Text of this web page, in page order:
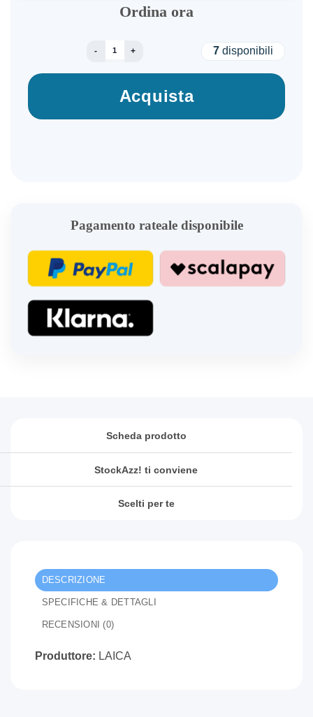
Ordina ora
LAICA KITCHEN SCALE DIGITAL LARGE
7 disponibili
Acquista
Pagamento rateale disponibile
Scheda prodotto
StockAzz! ti conviene
Scelti per te
DESCRIZIONE
SPECIFICHE & DETTAGLI
RECENSIONI (0)
Produttore: LAICA